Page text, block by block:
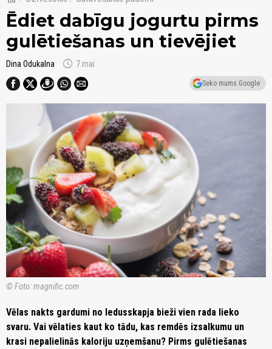
Ēdiet dabīgu jogurtu pirms
gulētiešanas un tievējiet
Dina Odukalna schedule 7.mai
Seko mums Google
© Foto: magnific.com
Vēlas nakts gardumi no ledusskapja bieži vien rada lieko
svaru. Vai vēlaties kaut ko tādu, kas remdēs izsalkumu un
krasi nepalielinās kaloriju uzņemšanu? Pirms gulētiešanas